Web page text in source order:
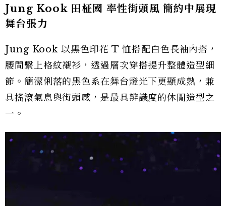
Jung Kook 田柾國 率性街頭風 簡約中展現
舞台張力
Jung Kook 以黑色印花 T 恤搭配白色長袖內搭，
腰間繫上格紋襯衫，透過層次穿搭提升整體造型細
節。簡潔俐落的黑色系在舞台燈光下更顯成熟，兼
具搖滾氣息與街頭感，是最具辨識度的休閒造型之
一。